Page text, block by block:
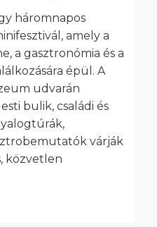
háromnapos
amely a
a gasztronómia és a
épül. A
udvarán
bulik, családi és
várják
közvetlen